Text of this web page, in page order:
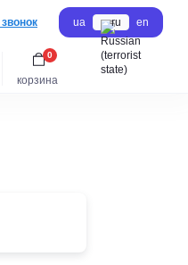
ua ru en
корзина
0